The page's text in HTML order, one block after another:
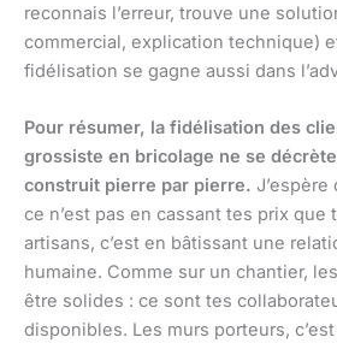
reconnais l’erreur, trouve une
commercial, explication technique)
fidélisation se gagne aussi dans
Pour résumer, la fidélisation des
grossiste en bricolage ne se
construit pierre par pierre. J’espère
ce n’est pas en cassant tes prix que
artisans, c’est en bâtissant une
humaine. Comme sur un chantier,
être solides : ce sont tes
disponibles. Les murs porteurs,